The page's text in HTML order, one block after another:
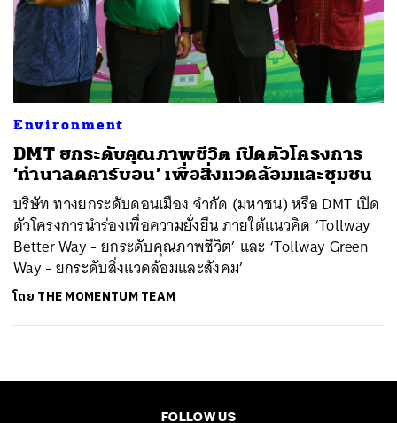
Environment
DMT ยกระดับคุณภาพชีวิต เปิดตัวโครงการ
‘ทำนาลดคาร์บอน’ เพื่อสิ่งแวดล้อมและชุมชน
บริษัท ทางยกระดับดอนเมือง จำกัด (มหาชน) หรือ DMT เปิด
ตัวโครงการนำร่องเพื่อความยั่งยืน ภายใต้แนวคิด ‘Tollway
Better Way - ยกระดับคุณภาพชีวิต’ และ ‘Tollway Green
Way - ยกระดับสิ่งแวดล้อมและสังคม’
โดย THE MOMENTUM TEAM
FOLLOW US
ค้นหา
SHARE TWEET LINE EMAIL